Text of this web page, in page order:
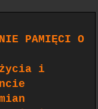
PAMIĘCI O
życia i